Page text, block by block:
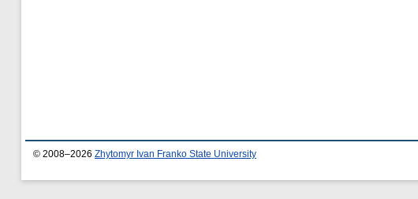
© 2008–2026 Zhytomyr Ivan Franko State University